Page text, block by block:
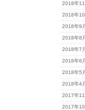
2018年11
2018年10
2018年9
2018年8
2018年7
2018年6
2018年5
2018年4
2017年11
2017年10